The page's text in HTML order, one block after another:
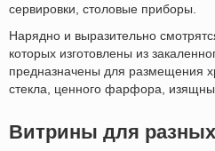
сервировки, столовые приборы.
Нарядно и выразительно
которых изготовлены из
предназначены для размещения
стекла, ценного фарфора,
Витрины для